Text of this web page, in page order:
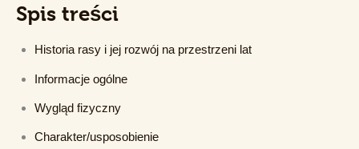
Spis treści
Historia rasy i jej rozwój na przestrzeni lat
Informacje ogólne
Wygląd fizyczny
Charakter/usposobienie